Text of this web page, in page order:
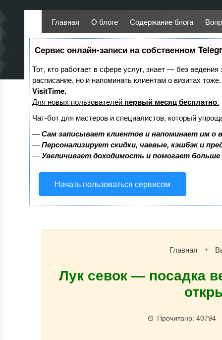
Главная О блоге Содержание блога
Сервис онлайн-записи на собственном
Тот, кто работает в сфере услуг, знает — без
расписание, но и напоминать клиентам о визитах
VisitTime.
Для новых пользователей первый месяц бесплатно.
Чат-бот для мастеров и специалистов, который
—Сам записывает клиентов и напоминает им о
—Персонализирует скидки, чаевые, кэшбэк и
—Увеличивает доходимость и помогает
Начать пользоваться сервисом
Главная
Лук севок — посадка
Прочитано: 40794